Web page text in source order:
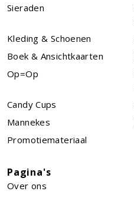
Sieraden
Kleding & Schoenen
Boek & Ansichtkaarten
Op=Op
Candy Cups
Mannekes
Promotiemateriaal
Pagina's
Over ons